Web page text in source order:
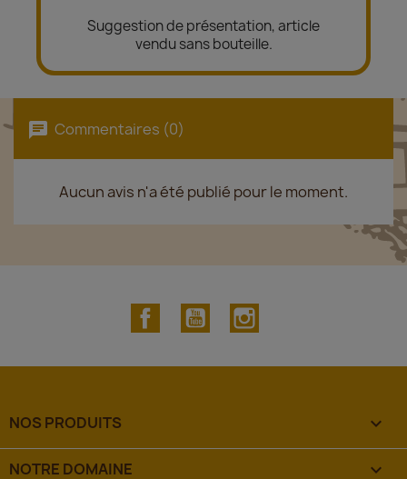
Suggestion de présentation, article
vendu sans bouteille.
Commentaires (0)
Aucun avis n'a été publié pour le moment.
FacebookYouTube
NOS PRODUITS 
NOTRE DOMAINE 